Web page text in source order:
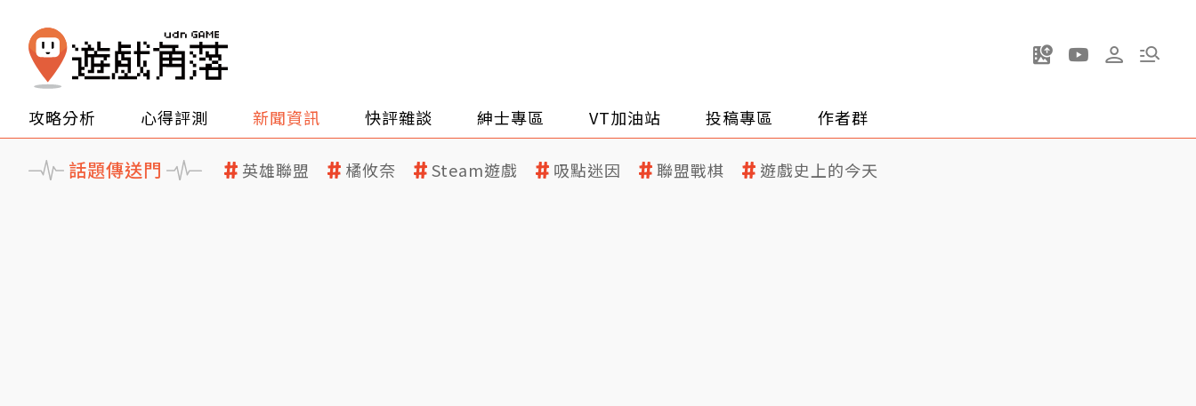
攻略分析 心得評測 新聞資訊 快評雜談 紳士專區 VT加油站 投稿專區 作者群
話題傳送門 英雄聯盟 橘攸奈 Steam遊戲 吸點迷因 聯盟戰棋 遊戲史上的今天